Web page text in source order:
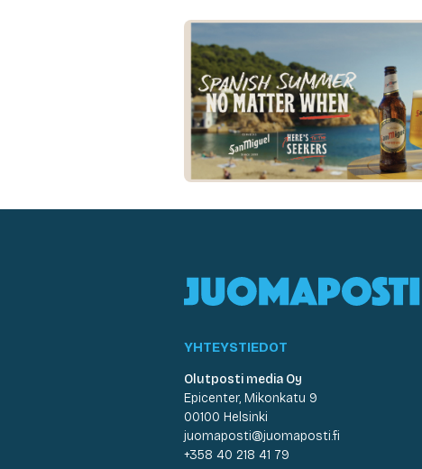
YHTEYSTIEDOT
Olutposti media Oy
Epicenter, Mikonkatu 9
00100 Helsinki
juomaposti@juomaposti.fi
+358 40 218 41 79